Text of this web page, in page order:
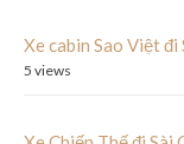
Xe cabin Sao Việt
5 views